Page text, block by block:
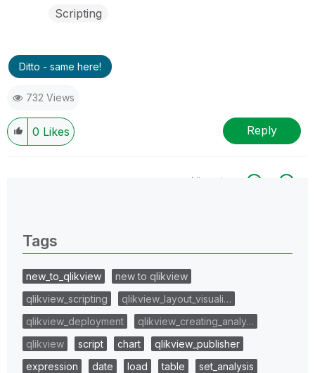
Scripting
Ditto - same here!
732 Views
0 Likes Reply
All topics
Tags
new_to_qlikview
new to qlikview
qlikview_scripting
qlikview_layout_visuali…
qlikview_deployment
qlikview_creating_analy…
qlikview
script chart
qlikview_publisher
expression
date load table
set_analysis